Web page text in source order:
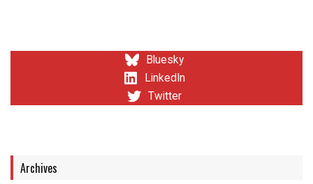
Bluesky
LinkedIn
Twitter
Archives